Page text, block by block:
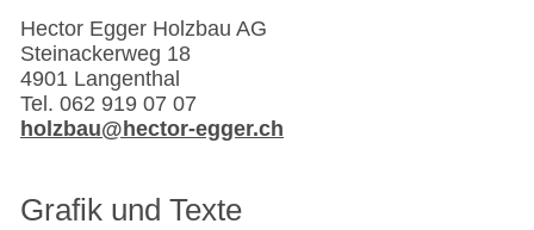
Hector Egger Holzbau AG
Steinackerweg 18
4901 Langenthal
Tel. 062 919 07 07
holzbau@hector-egger.ch
Grafik und Texte